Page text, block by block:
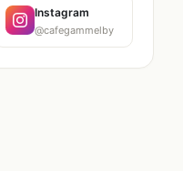
Instagram
@cafegammelby